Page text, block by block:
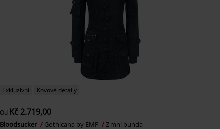
Exkluzivní Kovové detaily
Od Kč 2.719,00
Bloodsucker Gothicana by EMP Zimní bunda